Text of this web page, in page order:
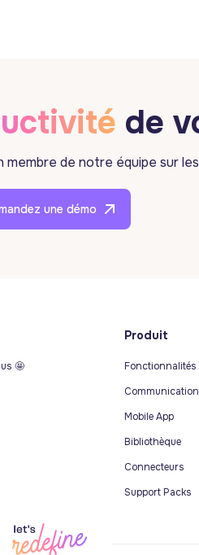
de
de notre équipe sur
une démo
🤩
Produit
Fonctionnalités
Mobile App
Bibliothèque
Connecteurs
Support Packs